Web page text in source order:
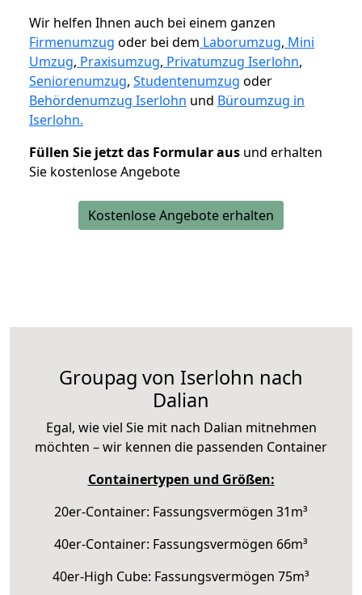
Wir helfen Ihnen auch bei einem ganzen
Firmenumzug oder bei dem Laborumzug, Mini
Umzug, Praxisumzug, Privatumzug Iserlohn,
Seniorenumzug, Studentenumzug oder
Behördenumzug Iserlohn und Büroumzug in
Iserlohn.
Füllen Sie jetzt das Formular aus und erhalten
Sie kostenlose Angebote
Kostenlose Angebote erhalten
Groupag von Iserlohn nach
Dalian
Egal, wie viel Sie mit nach Dalian mitnehmen
möchten – wir kennen die passenden Container
Containertypen und Größen:
20er-Container: Fassungsvermögen 31m³
40er-Container: Fassungsvermögen 66m³
40er-High Cube: Fassungsvermögen 75m³